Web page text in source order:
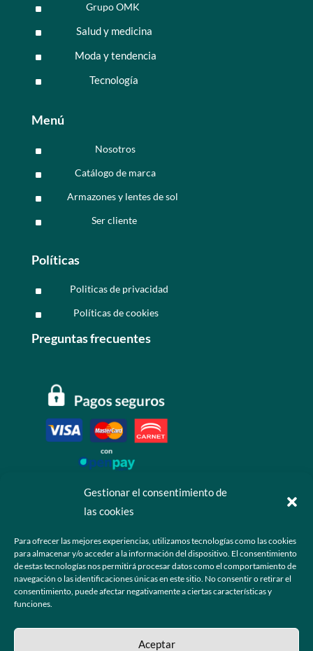
Gestionar el consentimiento de
las cookies
Para ofrecer las mejores experiencias, utilizamos tecnologías como las cookies
para almacenar y/o acceder a la información del dispositivo. El consentimiento
de estas tecnologías nos permitirá procesar datos como el comportamiento de
navegación o las identificaciones únicas en este sitio. No consentir o retirar el
consentimiento, puede afectar negativamente a ciertas características y
funciones.
Aceptar
^ Grupo OMK
^ Salud y medicina
^ Moda y tendencia
^ Tecnología
Menú
^ Nosotros
^ Catálogo de marca
^ Armazones y lentes de sol
^ Ser cliente
Políticas
^ Politicas de privacidad
^ Políticas de cookies
Preguntas frecuentes
 +52 55 6173 7725 (Ventas)
 hola@grupo-omk.com
© 2025 Grupo OMK – Todos los derechos reservados